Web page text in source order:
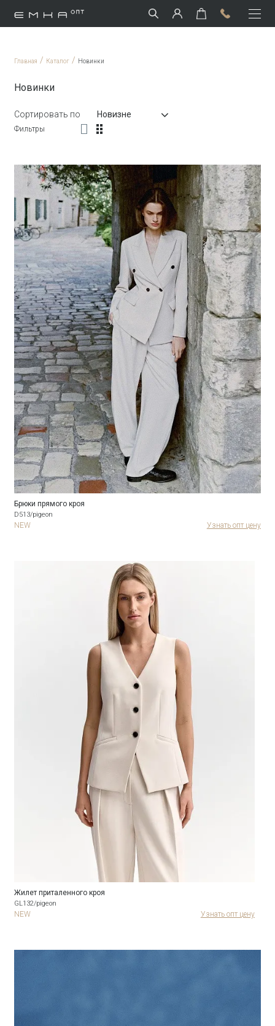
Главная / Каталог / Новинки
Новинки
Сортировать по Новизне
Фильтры
Брюки прямого кроя
D513/pigeon
NEW Узнать опт цену
Жилет приталенного кроя
GL132/pigeon
NEW Узнать опт цену